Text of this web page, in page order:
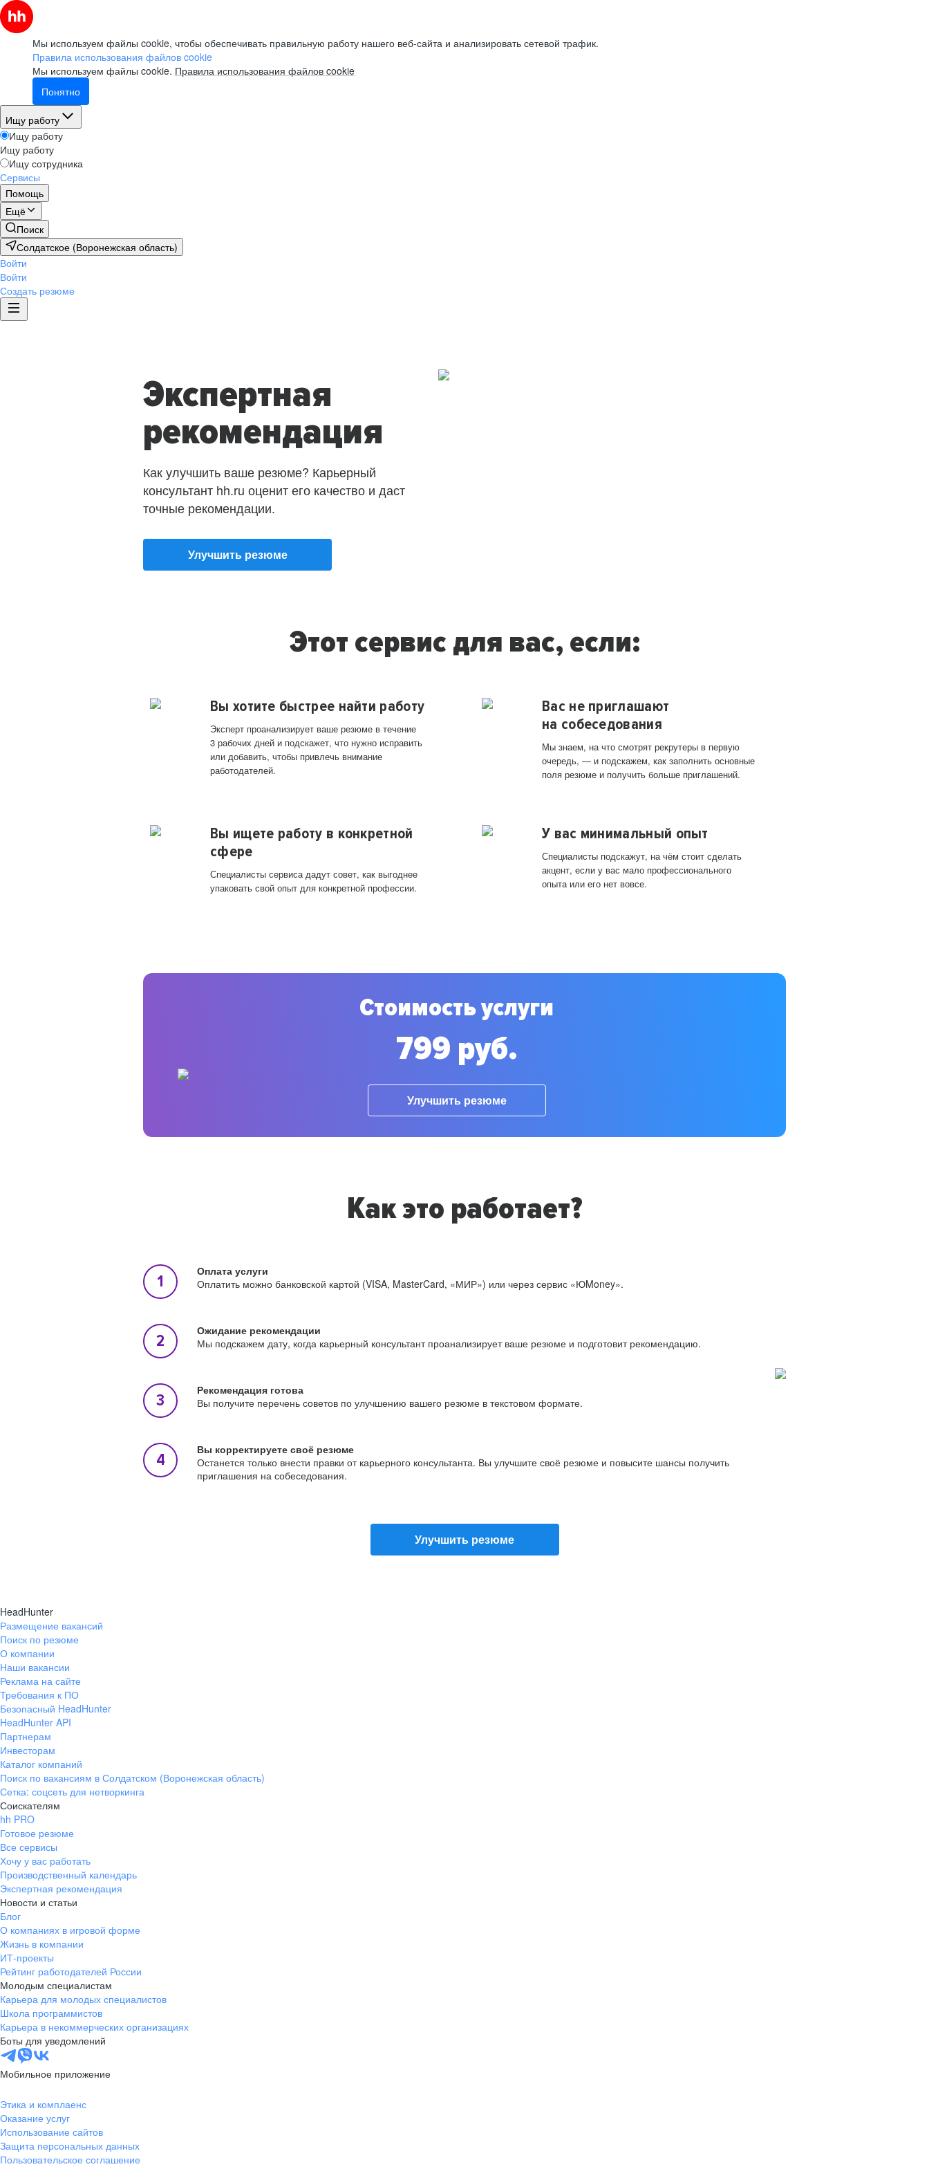
Мы используем файлы cookie, чтобы обеспечивать правильную работу нашего веб-сайта и анализировать сетевой трафик.
Правила использования файлов cookie
Мы используем файлы cookie. Правила использования файлов cookie
Понятно
Ищу работу
Ищу работу
Ищу работу
Ищу сотрудника
Сервисы
Помощь
Ещё
Поиск
Солдатское (Воронежская область)
Войти
Войти
Создать резюме
Экспертная
рекомендация
Как улучшить ваше резюме? Карьерный
консультант hh.ru оценит его качество и даст
точные рекомендации.
Улучшить резюме
Этот сервис для вас, если:
Вы хотите быстрее найти работу
Эксперт проанализирует ваше резюме в течение
3 рабочих дней и подскажет, что нужно исправить
или добавить, чтобы привлечь внимание
работодателей.
Вас не приглашают
на собеседования
Мы знаем, на что смотрят рекрутеры в первую
очередь, — и подскажем, как заполнить основные
поля резюме и получить больше приглашений.
Вы ищете работу в конкретной
сфере
Специалисты сервиса дадут совет, как выгоднее
упаковать свой опыт для конкретной профессии.
У вас минимальный опыт
Специалисты подскажут, на чём стоит сделать
акцент, если у вас мало профессионального
опыта или его нет вовсе.
Стоимость услуги
799 руб.
Улучшить резюме
Как это работает?
Оплата услуги
Оплатить можно банковской картой (VISA, MasterCard, «МИР») или через сервис «ЮMoney».
Ожидание рекомендации
Мы подскажем дату, когда карьерный консультант проанализирует ваше резюме и подготовит рекомендацию.
Рекомендация готова
Вы получите перечень советов по улучшению вашего резюме в текстовом формате.
Вы корректируете своё резюме
Останется только внести правки от карьерного консультанта. Вы улучшите своё резюме и повысите шансы получить
приглашения на собеседования.
Улучшить резюме
HeadHunter
Размещение вакансий
Поиск по резюме
О компании
Наши вакансии
Реклама на сайте
Требования к ПО
Безопасный HeadHunter
HeadHunter API
Партнерам
Инвесторам
Каталог компаний
Поиск по вакансиям в Солдатском (Воронежская область)
Сетка: соцсеть для нетворкинга
Соискателям
hh PRO
Готовое резюме
Все сервисы
Хочу у вас работать
Производственный календарь
Экспертная рекомендация
Новости и статьи
Блог
О компаниях в игровой форме
Жизнь в компании
ИТ-проекты
Рейтинг работодателей России
Молодым специалистам
Карьера для молодых специалистов
Школа программистов
Карьера в некоммерческих организациях
Боты для уведомлений
Мобильное приложение
Этика и комплаенс
Оказание услуг
Использование сайтов
Защита персональных данных
Пользовательское соглашение